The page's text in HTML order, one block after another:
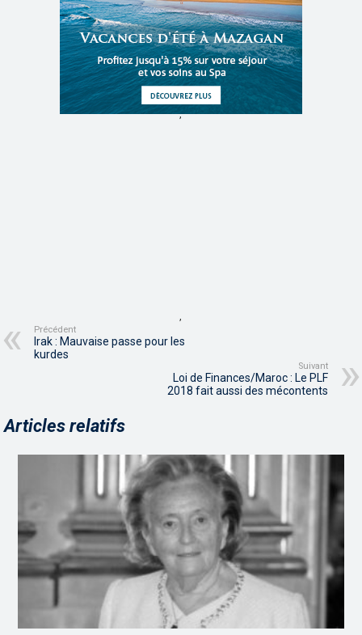
,
,
Précédent
Irak : Mauvaise passe pour les
kurdes
Suivant
Loi de Finances/Maroc : Le PLF
2018 fait aussi des mécontents
Articles relatifs